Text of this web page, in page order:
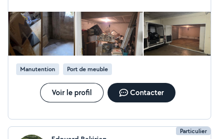
(diable, sangles, protections) pour travailler
efficacement et en toute sécurité. Disponible et réactif,
je réponds rapidement à vos demandes. N'HÉSITEZ PAS
À ME CONTACTER VIA LA PLATE-FORME. A bientôt !
Manutention Port de meuble
Voir le profil Contacter
Particulier